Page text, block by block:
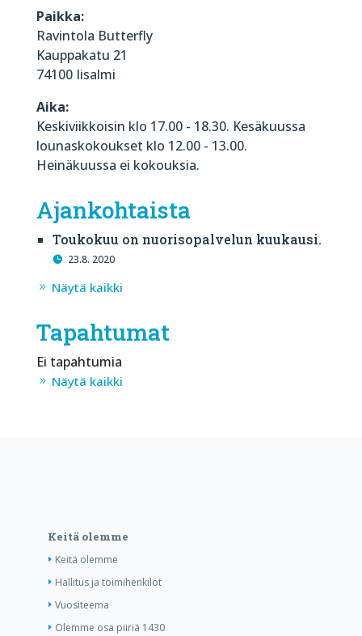
Paikka:
Ravintola Butterfly
Kauppakatu 21
74100 Iisalmi
Aika:
Keskiviikkoisin klo 17.00 - 18.30. Kesäkuussa
lounaskokoukset klo 12.00 - 13.00.
Heinäkuussa ei kokouksia.
Ajankohtaista
Toukokuu on nuorisopalvelun kuukausi.
23.8. 2020
Näytä kaikki
Tapahtumat
Ei tapahtumia
Näytä kaikki
Keitä olemme
Keitä olemme
Hallitus ja toimihenkilöt
Vuositeema
Olemme osa piiriä 1430